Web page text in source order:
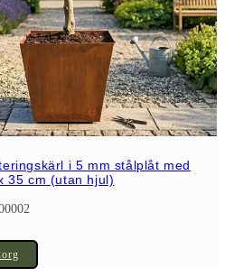
i 5 mm stålplåt med
35 cm (utan hjul)